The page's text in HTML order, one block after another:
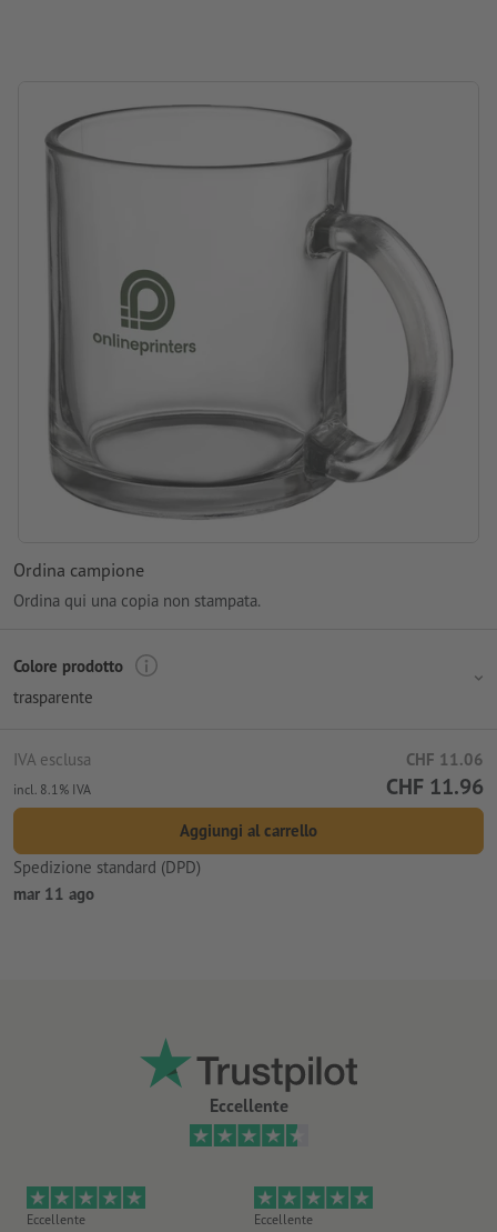
posizione di incisione: a sinistra dell’impugnatura
Ordina campione
Ordina qui una copia non stampata.
Colore prodotto
trasparente
IVA esclusa CHF 11.06
incl. 8.1% IVA CHF 11.96
Aggiungi al carrello
Spedizione standard (DPD)
mar 11 ago
Eccellente
Eccellente Eccellente